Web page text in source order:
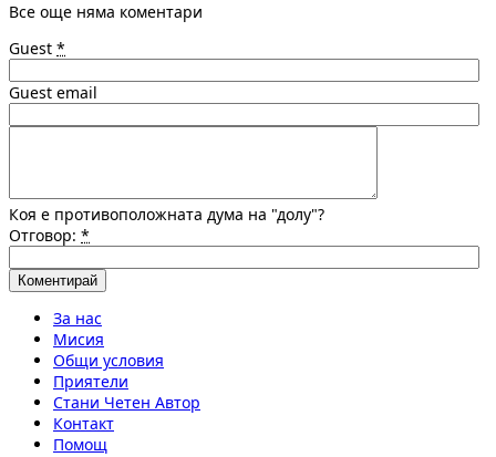
Все още няма коментари
Guest *
Guest email
Коя е противоположната дума на "долу"?
Отговор: *
За нас
Мисия
Общи условия
Приятели
Стани Четен Автор
Контакт
Помощ